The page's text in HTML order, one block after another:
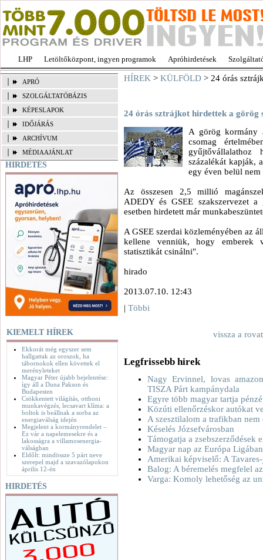
LHP Letöltőközpont, ingyen programok Apróhirdetések
APRÓ
SZOLGÁLTATÓBÁZIS
KÉPESLAPOK
IDŐJÁRÁS
ARCHÍVUM
MÉDIAAJÁNLAT
HIRDETÉS
KIEMELT HÍREK
Ekkorát még egyszer sem
hallgattak az oroszok, ha
tábornokok ellen követtek el
merényleteket
Magyar Péter újabb bejelentése:
így áll a Duna Pakson és
Budapesten
Csökkentett világítás, otthoni
munkavégzés, lecsavart klíma: a
boltok is beállnak a sorba az
energiaválság idején
Megjelent a kormányrendelet –
Ez vár a napelemesekre és a
lakosságra a villamosenergia-
válságban
Eldőlt: mindössze 5 párt neve
szerepel majd a szavazólapokon
április 12-én
HIRDETÉS
HÍREK > KÜLFÖLD > 24 órás
24 órás sztrájkot hirdettek a görög
A görög kormány
csomag
százalékát kapják,
egy éven belül
Az összesen 2,5 millió
ADEDY és GSEE szakszervezet
esetben hirdetett már
A GSEE szerdai közleményében az
kellene venniük, hogy emberek
statisztikát csinálni".
hirado
2013.07.10. 12:43
| Többi
vissza a
Legfrissebb hirek
Nagy Ervinnel, lovas
TISZA Párt kampánydala
Egyre több magyar tartja
Közúti ellenőrzéskor autókat
A szesztilalom a trafikban nem
Késelés Józsefvárosban
Támogatja a zsebszerződések
Magyar nap az Európa
Amerikai képviselő: A
Balog: A béremelés megfelel
Varga: Komoly lehetőség az